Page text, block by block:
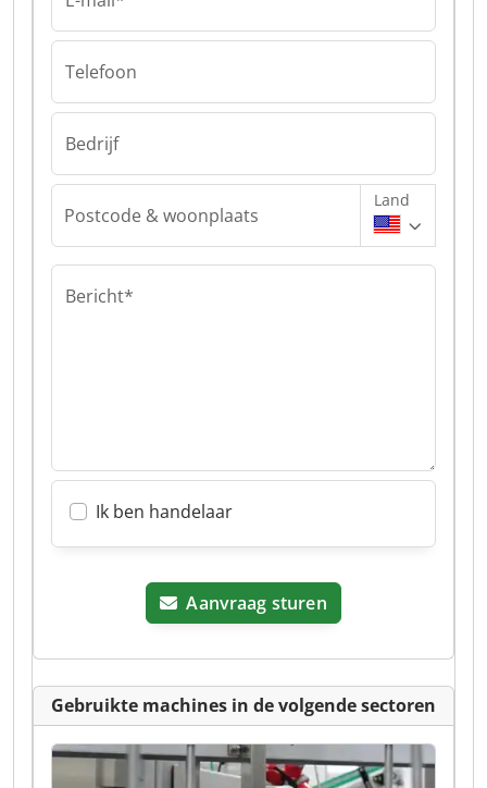
Telefoon
Bedrijf
Postcode & woonplaats
Land
Bericht*
Ik ben handelaar
Aanvraag sturen
Gebruikte machines in de volgende sectoren